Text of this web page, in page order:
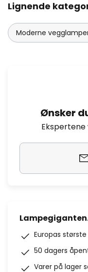
Lignende
Moderne
Ønsker
Europas
50 dagers
Varer på lager